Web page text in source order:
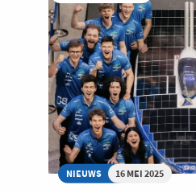
NIEUWS 16 MEI 2025